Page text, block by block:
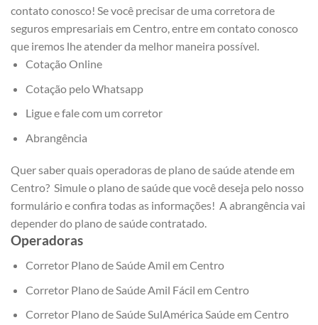
contato conosco! Se você precisar de uma corretora de
seguros empresariais em Centro, entre em contato conosco
que iremos lhe atender da melhor maneira possível.
Cotação Online
Cotação pelo Whatsapp
Ligue e fale com um corretor
Abrangência
Quer saber quais operadoras de plano de saúde atende em
Centro? Simule o plano de saúde que você deseja pelo nosso
formulário e confira todas as informações! A abrangência vai
depender do plano de saúde contratado.
Operadoras
Corretor Plano de Saúde Amil em Centro
Corretor Plano de Saúde Amil Fácil em Centro
Corretor Plano de Saúde SulAmérica Saúde em Centro